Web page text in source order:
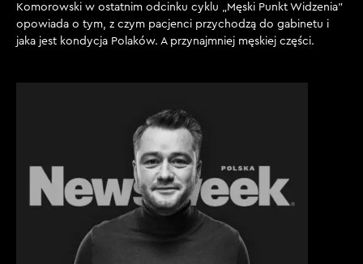
Komorowski w ostatnim odcinku cyklu „Męski Punkt Widzenia”
opowiada o tym, z czym pacjenci przychodzą do gabinetu i
jaka jest kondycja Polaków. A przynajmniej męskiej części.